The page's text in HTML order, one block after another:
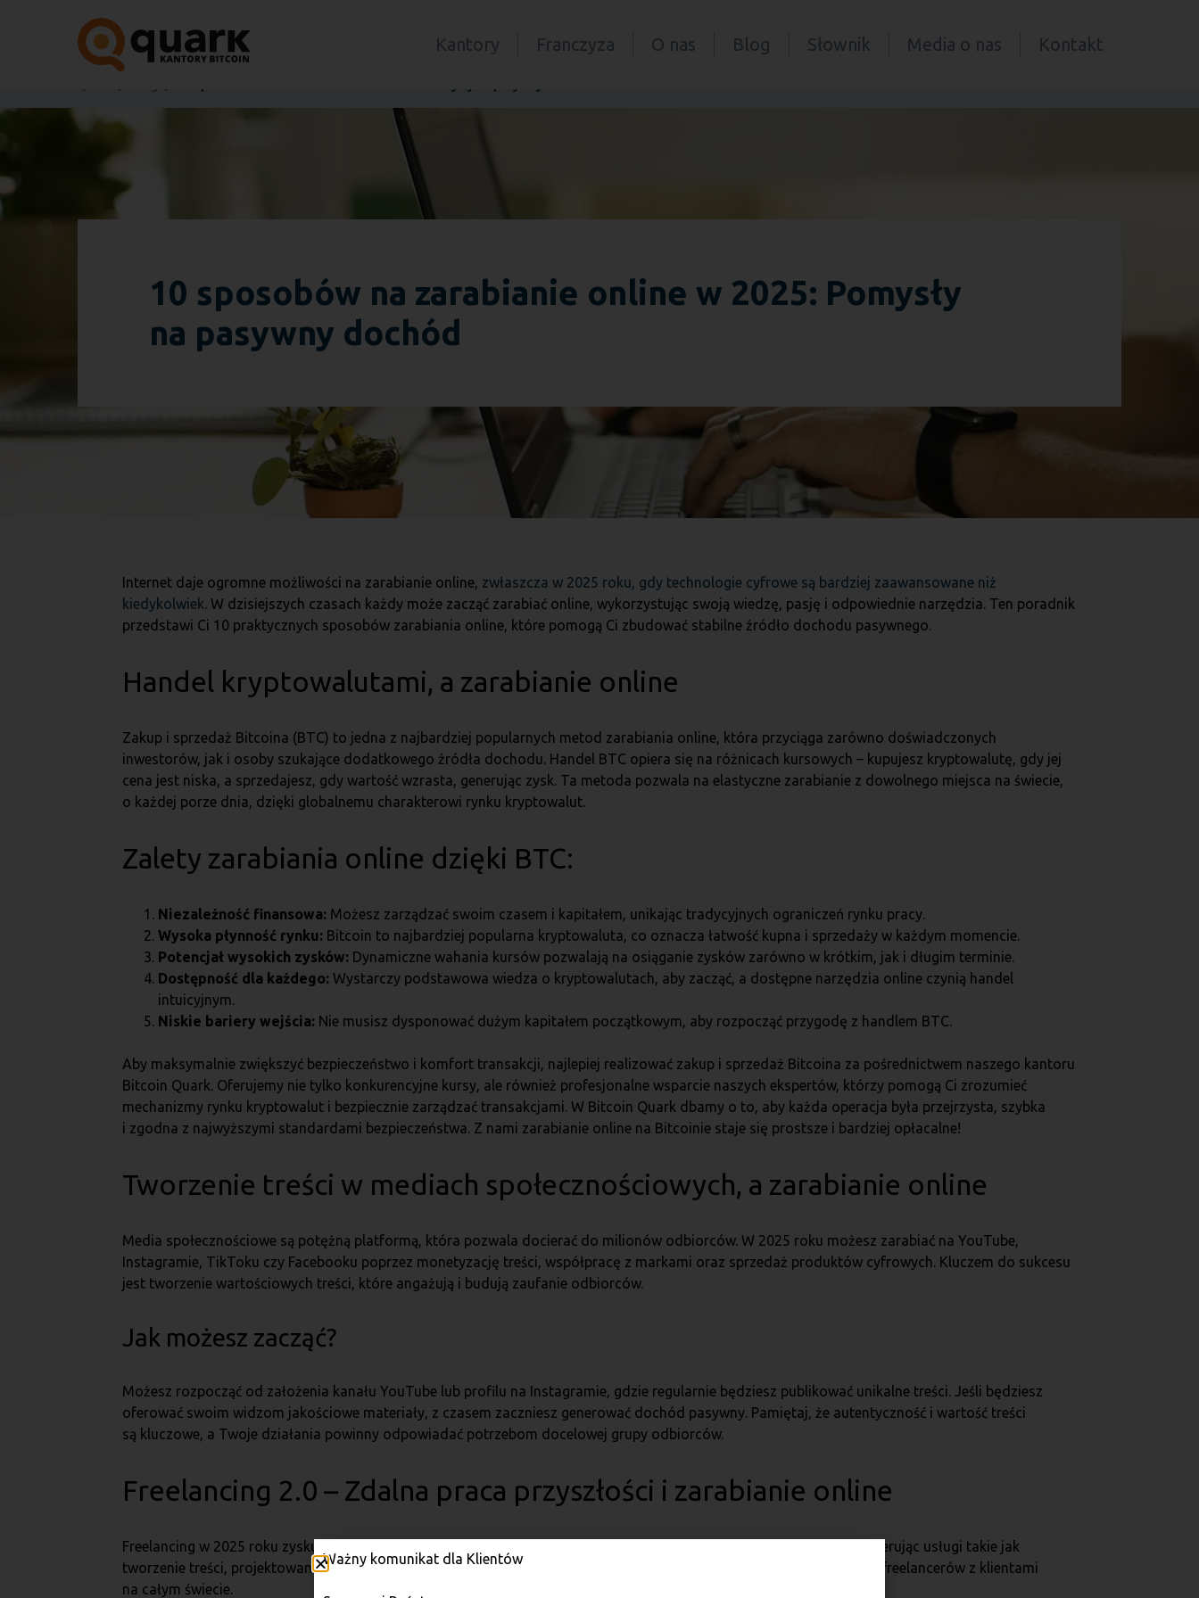
Kantory Franczyza O nas Blog Słownik Media o nas Kontakt
10 sposobów na zarabianie online w 2025: Pomysły
na pasywny dochód
Internet daje ogromne możliwości na zarabianie online, zwłaszcza w 2025 roku, gdy technologie cyfrowe są bardziej zaawansowane niż
kiedykolwiek. W dzisiejszych czasach każdy może zacząć zarabiać online, wykorzystując swoją wiedzę, pasję i odpowiednie narzędzia. Ten poradnik
przedstawi Ci 10 praktycznych sposobów zarabiania online, które pomogą Ci zbudować stabilne źródło dochodu pasywnego.
Handel kryptowalutami, a zarabianie online
Zakup i sprzedaż Bitcoina (BTC) to jedna z najbardziej popularnych metod zarabiania online, która przyciąga zarówno doświadczonych
inwestorów, jak i osoby szukające dodatkowego źródła dochodu. Handel BTC opiera się na różnicach kursowych – kupujesz kryptowalutę, gdy jej
cena jest niska, a sprzedajesz, gdy wartość wzrasta, generując zysk. Ta metoda pozwala na elastyczne zarabianie z dowolnego miejsca na świecie,
o każdej porze dnia, dzięki globalnemu charakterowi rynku kryptowalut.
Zalety zarabiania online dzięki BTC:
Niezależność finansowa: Możesz zarządzać swoim czasem i kapitałem, unikając tradycyjnych ograniczeń rynku pracy.
Wysoka płynność rynku: Bitcoin to najbardziej popularna kryptowaluta, co oznacza łatwość kupna i sprzedaży w każdym momencie.
Potencjał wysokich zysków: Dynamiczne wahania kursów pozwalają na osiąganie zysków zarówno w krótkim, jak i długim terminie.
Dostępność dla każdego: Wystarczy podstawowa wiedza o kryptowalutach, aby zacząć, a dostępne narzędzia online czynią handel
intuicyjnym.
Niskie bariery wejścia: Nie musisz dysponować dużym kapitałem początkowym, aby rozpocząć przygodę z handlem BTC.
Aby maksymalnie zwiększyć bezpieczeństwo i komfort transakcji, najlepiej realizować zakup i sprzedaż Bitcoina za pośrednictwem naszego kantoru
Bitcoin Quark. Oferujemy nie tylko konkurencyjne kursy, ale również profesjonalne wsparcie naszych ekspertów, którzy pomogą Ci zrozumieć
mechanizmy rynku kryptowalut i bezpiecznie zarządzać transakcjami. W Bitcoin Quark dbamy o to, aby każda operacja była przejrzysta, szybka
i zgodna z najwyższymi standardami bezpieczeństwa. Z nami zarabianie online na Bitcoinie staje się prostsze i bardziej opłacalne!
Tworzenie treści w mediach społecznościowych, a zarabianie online
Media społecznościowe są potężną platformą, która pozwala docierać do milionów odbiorców. W 2025 roku możesz zarabiać na YouTube,
Instagramie, TikToku czy Facebooku poprzez monetyzację treści, współpracę z markami oraz sprzedaż produktów cyfrowych. Kluczem do sukcesu
jest tworzenie wartościowych treści, które angażują i budują zaufanie odbiorców.
Jak możesz zacząć?
Możesz rozpocząć od założenia kanału YouTube lub profilu na Instagramie, gdzie regularnie będziesz publikować unikalne treści. Jeśli będziesz
oferować swoim widzom jakościowe materiały, z czasem zaczniesz generować dochód pasywny. Pamiętaj, że autentyczność i wartość treści
są kluczowe, a Twoje działania powinny odpowiadać potrzebom docelowej grupy odbiorców.
Freelancing 2.0 – Zdalna praca przyszłości i zarabianie online
Freelancing w 2025 roku zyskuje na znaczeniu, szczególnie w branży technologicznej i kreatywnej. Możesz zarabiać, oferując usługi takie jak
tworzenie treści, projektowanie UX/UI, analiza danych czy marketing afiliacyjny. Platformy jak Upwork czy Fiverr łączą freelancerów z klientami
na całym świecie.
Ważny komunikat dla Klientów